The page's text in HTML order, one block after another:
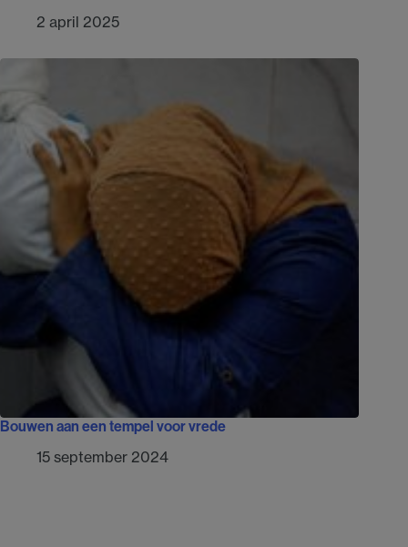
2 april 2025
Bouwen aan een tempel voor vrede
15 september 2024